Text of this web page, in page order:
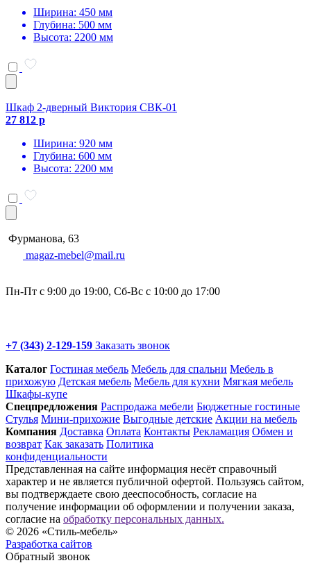
Ширина: 450 мм
Глубина: 500 мм
Высота: 2200 мм
Шкаф 2-дверный Виктория СВК-01
27 812 р
Ширина: 920 мм
Глубина: 600 мм
Высота: 2200 мм
Фурманова, 63
magaz-mebel@mail.ru
Пн-Пт с 9:00 до 19:00, Сб-Вс с 10:00 до 17:00
+7 (343) 2-129-159 Заказать звонок
Каталог Гостиная мебель Мебель для спальни Мебель в
прихожую Детская мебель Мебель для кухни Мягкая мебель
Шкафы-купе
Спец­предложения Распродажа мебели Бюджетные гостиные
Стулья Мини-прихожие Выгодные детские Акции на мебель
Компания Доставка Оплата Контакты Рекламация Обмен и
возврат Как заказать Политика
конфиденциальности
Представленная на сайте информация несёт справочный
характер и не является публичной офертой. Пользуясь сайтом,
вы подтверждаете свою дееспособность, согласие на
получение информации об оформлении и получении заказа,
согласие на обработку персональных данных.
© 2026 «Стиль-мебель»
Разработка сайтов
Обратный звонок